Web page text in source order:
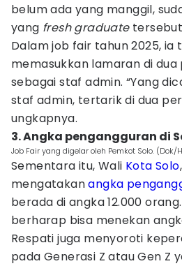
belum ada yang manggil,
yang fresh graduate
Dalam job fair tahun 2025, ia
memasukkan lamaran di
sebagai staf admin. “Yang
staf admin, tertarik di dua
ungkapnya.
3. Angka pengangguran di
Job Fair yang digelar oleh Pemkot Solo. (Dok/
Sementara itu, Wali Kota Solo
mengatakanangka
berada di angka 12.000
berharap bisa menekan
Respati juga menyoroti
pada Generasi Z atau Gen Z